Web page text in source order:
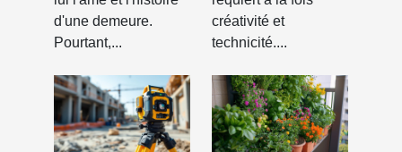
pour un
résultat
d'une demeure.
Pourtant,...
urbains
créativité et
technicité....